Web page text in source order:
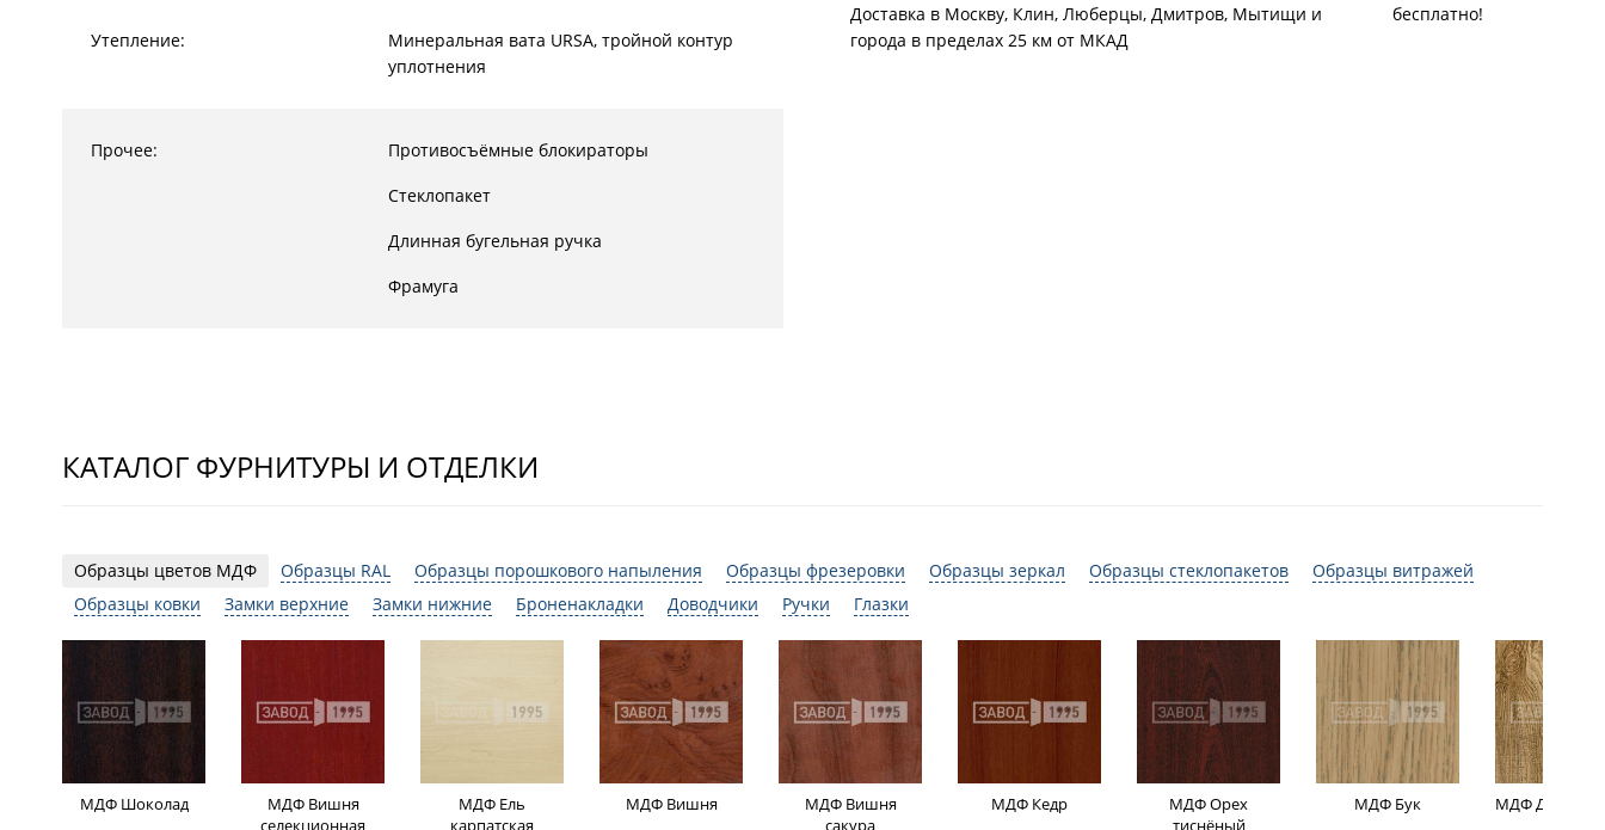
Утепление:
Минеральная вата URSA, тройной контур
уплотнения
Прочее:
Противосъёмные блокираторы
Стеклопакет
Длинная бугельная ручка
Фрамуга
Доставка в Москву, Клин, Люберцы, Дмитров, Мытищи и
города в пределах 25 км от МКАД
бесплатно!
КАТАЛОГ ФУРНИТУРЫ И ОТДЕЛКИ
Образцы цветов МДФ Образцы RAL Образцы порошкового напыления Образцы фрезеровки Образцы зеркал Образцы стеклопакетов
Образцы витражей
Образцы ковки
Замки верхние Замки нижние Броненакладки Доводчики Ручки Глазки
МДФ Шоколад
МДФ Вишня
селекционная
МДФ Ель
карпатская
МДФ Вишня
МДФ Вишня
сакура
МДФ Кедр
МДФ Орех
тиснёный
МДФ Бук МДФ Дуб